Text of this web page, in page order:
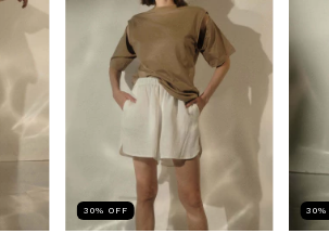
30% OFF 30